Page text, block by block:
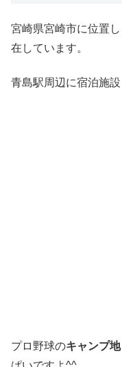
宮崎県宮崎市に位置
在しています。
青島駅周辺に宿泊施
プロ野球のキャンプ地